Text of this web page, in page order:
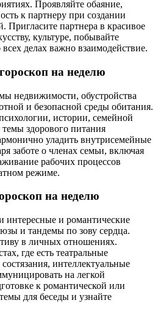
Проявляйте обаяние,
к партнеру при создании
Пригласите партнера в красивое
культуре, побывайте
делах важно взаимодействие.
на неделю
недвижимости, обустройства
и безопасной среды обитания.
истории, семейной
здорового питания
уладить внутрисемейные
заботе о членах семьи, включая
рабочих процессов
режиме.
на неделю
интересные и романтические
и тандемы по зову сердца.
в личных отношениях.
где есть театральные
интеллектуальные
на легкой
к романтической или
для беседы и узнайте